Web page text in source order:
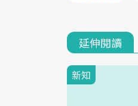
延伸閱讀
新知